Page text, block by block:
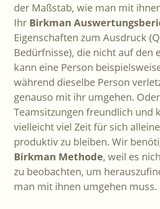
der Maßstab, wie man mit
Ihr Birkman
Eigenschaften zum Ausdruck
Bedürfnisse), die nicht auf den
kann eine Person
während dieselbe Person
genauso mit ihr umgehen.
Teamsitzungen freundlich und
vielleicht viel Zeit für sich
produktiv zu bleiben. Wir
Birkman Methode, weil es
zu beobachten, um
man mit ihnen umgehen muss.